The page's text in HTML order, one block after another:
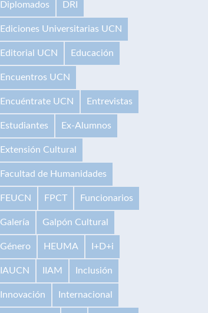
Diplomados DRI
Ediciones Universitarias UCN
Editorial UCN Educación
Encuentros UCN
Encuéntrate UCN Entrevistas
Estudiantes Ex-Alumnos
Extensión Cultural
Facultad de Humanidades
FEUCN FPCT Funcionarios
Galería Galpón Cultural
Género HEUMA I+D+i
IAUCN IIAM Inclusión
Innovación Internacional